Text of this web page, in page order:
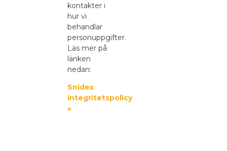
kontakter i
hur vi
behandlar
personuppgifter.
Läs mer på
länken
nedan:
Snidex
integritetspolicy
»